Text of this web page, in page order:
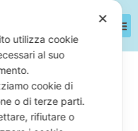
Debiti:
✕
utilizza cookie
al suo
cookie di
o di terze parti.
rifiutare o